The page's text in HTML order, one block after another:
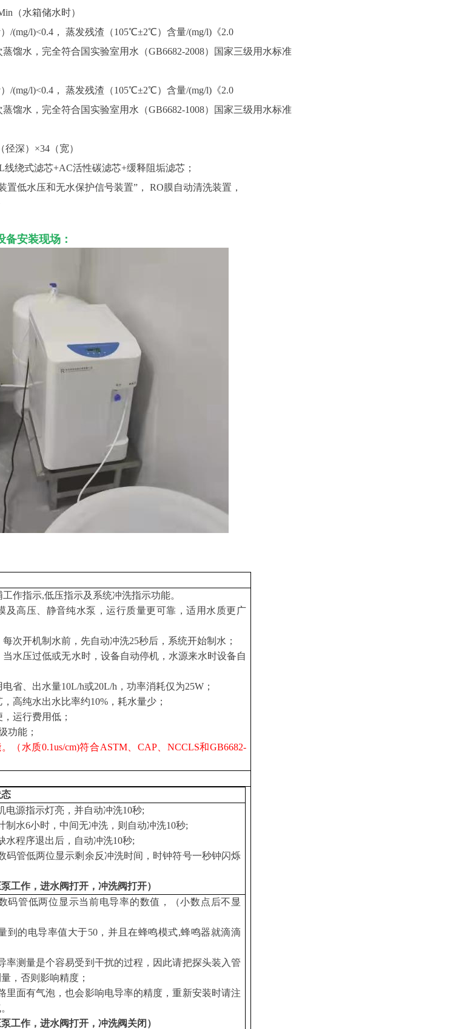
（水箱储水时）
/(mg/l)<0.4， 蒸发残渣（105℃±2℃）含量/(mg/l)《2.0
馏水，完全符合国实验室用水（GB6682-2008）国家三级用水标准
/(mg/l)<0.4， 蒸发残渣（105℃±2℃）含量/(mg/l)《2.0
馏水，完全符合国实验室用水（GB6682-1008）国家三级用水标准
（径深）×34（宽）
绕式滤芯+AC活性碳滤芯+缓释阻垢滤芯；
低水压和无水保护信号装置”， RO膜自动清洗装置，
备安装现场：
作指示,低压指示及系统冲洗指示功能。
及高压、静音纯水泵，运行质量更可靠，适用水质更广
次开机制水前，先自动冲洗25秒后，系统开始制水；
水压过低或无水时，设备自动停机，水源来水时设备自
省、出水量10L/h或20L/h，功率消耗仅为25W；
高纯水出水比率约10%，耗水量少；
运行费用低；
功能；
（水质0.1us/cm)符合ASTM、CAP、NCCLS和GB6682-
电源指示灯亮，并自动冲洗10秒;
制水6小时，中间无冲洗，则自动冲洗10秒;
水程序退出后，自动冲洗10秒;
码管低两位显示剩余反冲洗时间，时钟符号一秒钟闪烁
泵工作，进水阀打开，冲洗阀打开）
码管低两位显示当前电导率的数值，（小数点后不显
到的电导率值大于50，并且在蜂鸣模式,蜂鸣器就滴滴
率测量是个容易受到干扰的过程，因此请把探头装入管
，否则影响精度；
里面有气泡，也会影响电导率的精度，重新安装时请注
泵工作，进水阀打开，冲洗阀关闭）